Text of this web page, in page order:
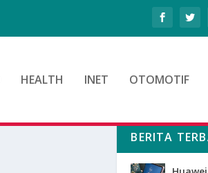
HEALTH INET OTOMOTIF
BERITA